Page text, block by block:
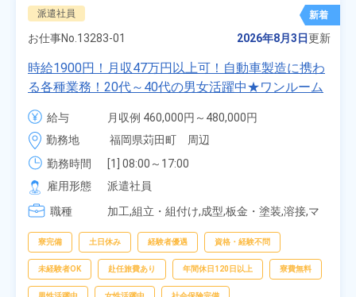
派遣社員 新着
お仕事No. 13283-01 2026年8月3日更新
時給1900円！月収47万円以上可！自動車製造に携わ
る各種業務！20代～40代の男女活躍中★ワンルーム
寮無料！マイカー通勤OK！無料駐車場あり！赴任旅
費会社負担！社員食堂あり！日払いあり！土日休
み！特別賞与90万円支給！《福岡県京都郡苅田町》
給与
月収例 460,000円～480,000円
時給 1,900円～1,900円
勤務地
福岡県苅田町　周辺
勤務時間
[1] 08:00～17:00
[2] 20:00～05:00
[3] 06:30～15:00
[4] 14:30～23:00
雇用形態
派遣社員
職種
加工,組立・組付け,成型,板金・塗装,溶接,マ
査,物流・配送
寮完備 土日休み 経験者優遇 資格・経験不問
未経験者OK 赴任旅費あり 年間休日120日以上 寮費無料